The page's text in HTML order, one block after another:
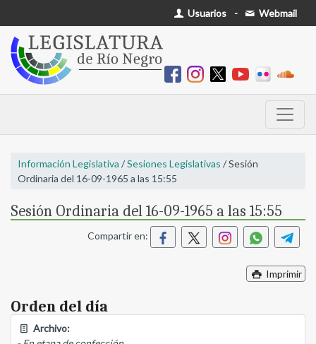
Usuarios - Webmail
Información Legislativa /Sesiones Legislativas / Sesión
Ordinaria del 16-09-1965 a las 15:55
Sesión Ordinaria del 16-09-1965 a las 15:55
Compartir en:
Imprimir
Orden del día
Archivo: